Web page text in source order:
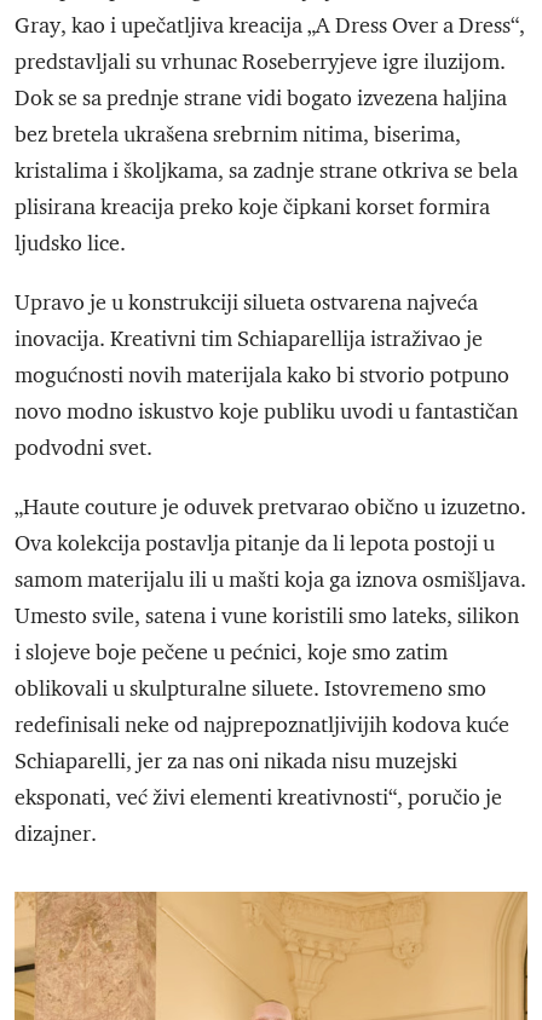
Gray, kao i upečatljiva kreacija „A Dress Over a Dress“,
predstavljali su vrhunac Roseberryjeve igre iluzijom.
Dok se sa prednje strane vidi bogato izvezena haljina
bez bretela ukrašena srebrnim nitima, biserima,
kristalima i školjkama, sa zadnje strane otkriva se bela
plisirana kreacija preko koje čipkani korset formira
ljudsko lice.
Upravo je u konstrukciji silueta ostvarena najveća
inovacija. Kreativni tim Schiaparellija istraživao je
mogućnosti novih materijala kako bi stvorio potpuno
novo modno iskustvo koje publiku uvodi u fantastičan
podvodni svet.
„Haute couture je oduvek pretvarao obično u izuzetno.
Ova kolekcija postavlja pitanje da li lepota postoji u
samom materijalu ili u mašti koja ga iznova osmišljava.
Umesto svile, satena i vune koristili smo lateks, silikon
i slojeve boje pečene u pećnici, koje smo zatim
oblikovali u skulpturalne siluete. Istovremeno smo
redefinisali neke od najprepoznatljivijih kodova kuće
Schiaparelli, jer za nas oni nikada nisu muzejski
eksponati, već živi elementi kreativnosti“, poručio je
dizajner.